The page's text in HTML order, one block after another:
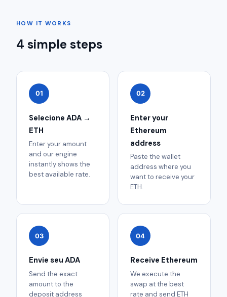
HOW IT WORKS
4 simple steps
01
Selecione ADA →
ETH
Enter your amount
and our engine
instantly shows the
best available rate.
02
Enter your
Ethereum
address
Paste the wallet
address where you
want to receive your
ETH.
03
Envie seu ADA
Send the exact
amount to the
deposit address
04
Receive Ethereum
We execute the
swap at the best
rate and send ETH